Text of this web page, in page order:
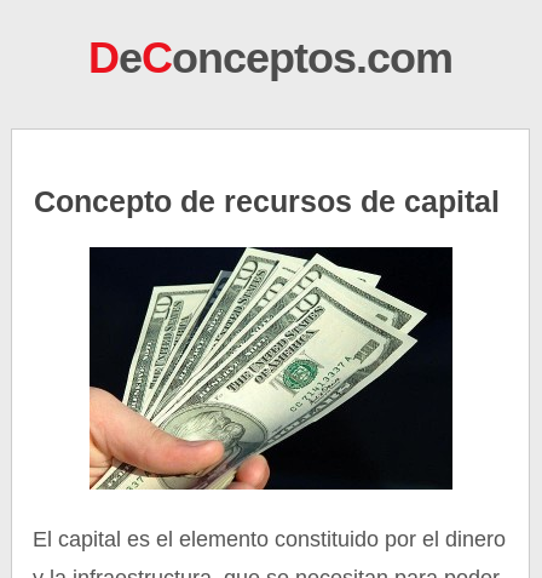
DeConceptos.com
Concepto de recursos de capital
El capital es el elemento constituido por el dinero